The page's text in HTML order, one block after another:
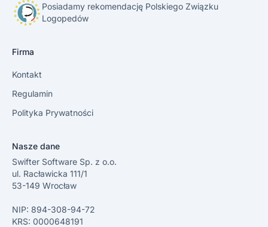
Posiadamy rekomendację Polskiego Związku
Logopedów
Firma
Kontakt
Regulamin
Polityka Prywatności
Nasze dane
Swifter Software Sp. z o.o.
ul. Racławicka 111/1
53-149 Wrocław
NIP: 894-308-94-72
KRS: 0000648191